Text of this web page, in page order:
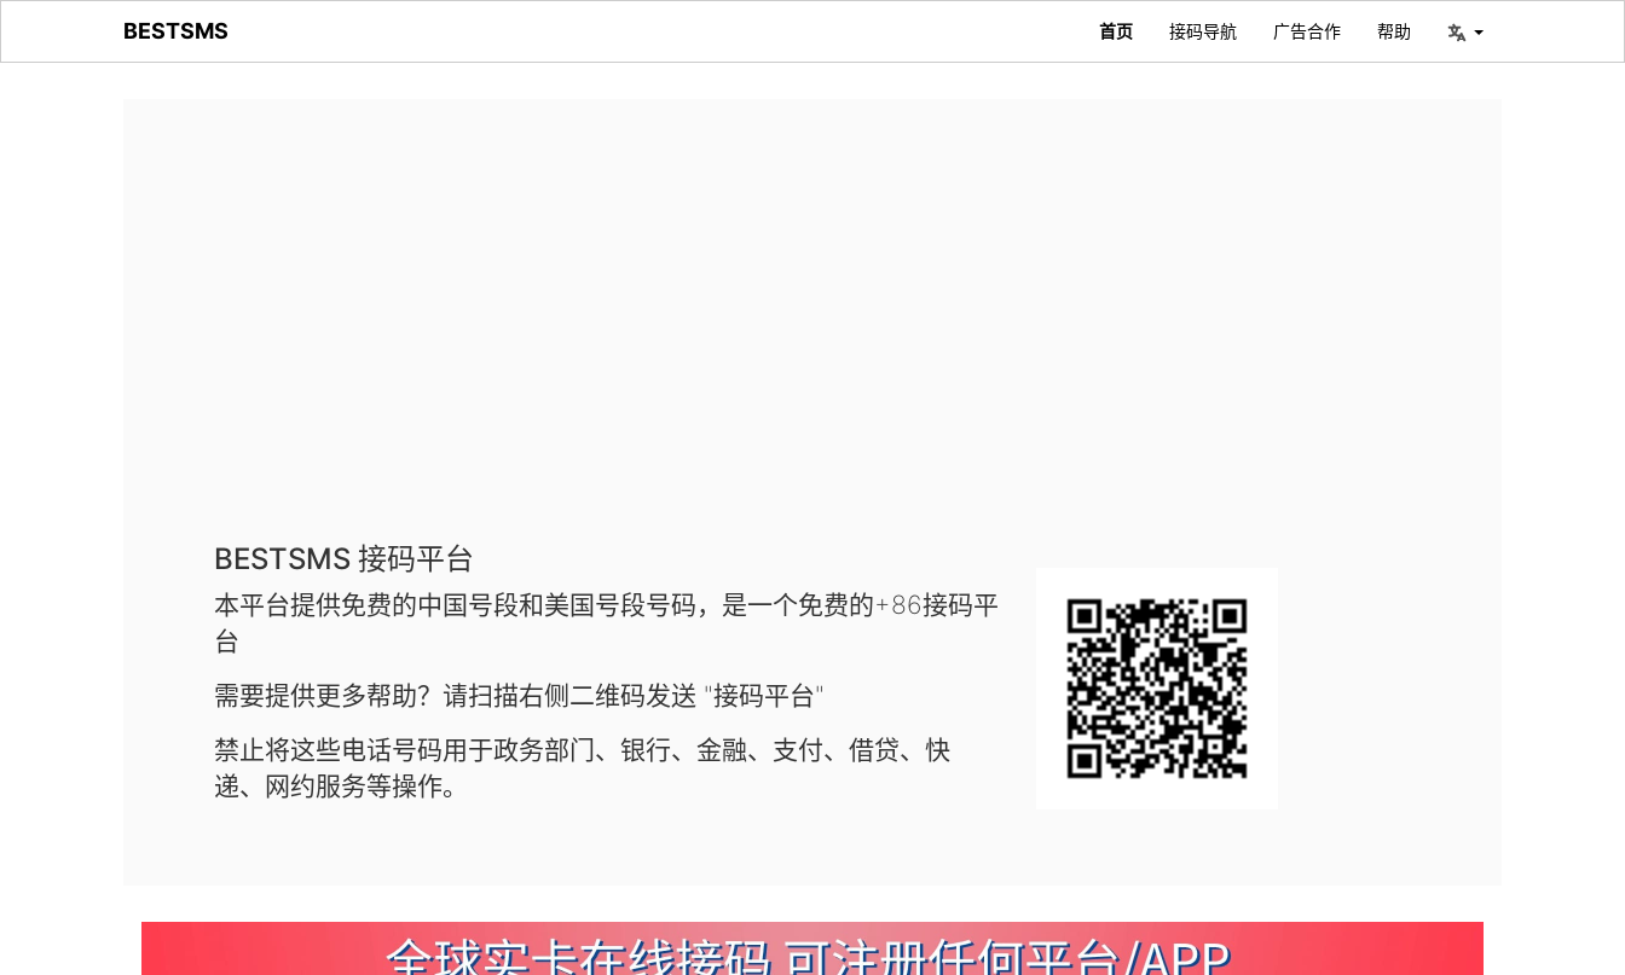
BESTSMS 首页 接码导航 广告合作 帮助
BESTSMS 接码平台
本平台提供免费的中国号段和美国号段号码，是一个免费的+86接码平
台
需要提供更多帮助？请扫描右侧二维码发送 "接码平台"
禁止将这些电话号码用于政务部门、银行、金融、支付、借贷、快
递、网约服务等操作。